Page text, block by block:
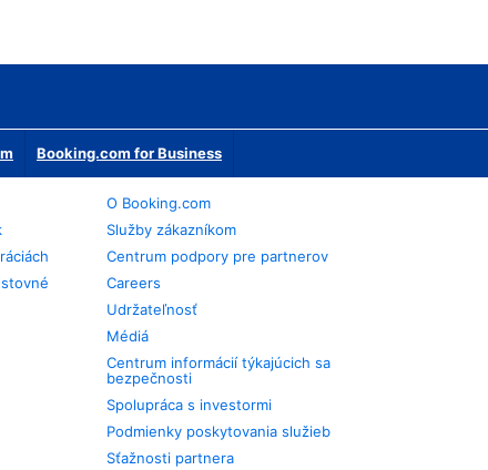
Booking.com for Business
O Booking.com
Služby zákazníkom
Centrum podpory pre partnerov
Careers
Udržateľnosť
Médiá
Centrum informácií týkajúcich sa
bezpečnosti
Spolupráca s investormi
Podmienky poskytovania služieb
Sťažnosti partnera